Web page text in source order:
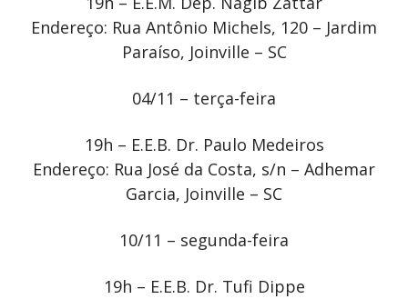
Endereço: Rua Antônio Michels, 120 – Jardim
Paraíso, Joinville – SC
04/11 – terça-feira
19h – E.E.B. Dr. Paulo Medeiros
Endereço: Rua José da Costa, s/n – Adhemar
Garcia, Joinville – SC
10/11 – segunda-feira
19h – E.E.B. Dr. Tufi Dippe